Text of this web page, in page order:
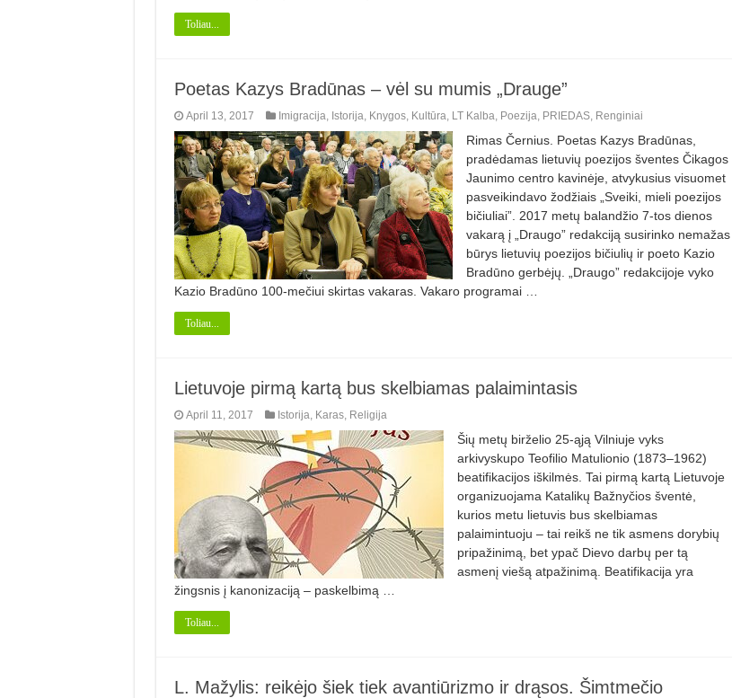
Toliau...
Poetas Kazys Bradūnas – vėl su mumis „Drauge”
April 13, 2017 Imigracija Istorija Knygos, Kultūra LT Kalba Poezija PRIEDAS, Renginiai
Rimas Černius. Poetas Kazys Bradūnas,
pradėdamas lietuvių poezijos šventes Čikagos
Jaunimo centro kavinėje, atvykusius visuomet
pasveikindavo žodžiais „Sveiki, mieli poezijos
bičiuliai”. 2017 metų balandžio 7-tos dienos
vakarą į „Draugo” redakciją susirinko nemažas
būrys lietuvių poezijos bičiulių ir poeto Kazio
Bradūno gerbėjų. „Draugo” redakcijoje vyko
Kazio Bradūno 100-mečiui skirtas vakaras. Vakaro programai …
Toliau...
Lietuvoje pirmą kartą bus skelbiamas palaimintasis
April 11, 2017 Istorija Karas, Religija
Šių metų birželio 25-ąją Vilniuje vyks
arkivyskupo Teofilio Matulionio (1873–1962)
beatifikacijos iškilmės. Tai pirmą kartą Lietuvoje
organizuojama Katalikų Bažnyčios šventė,
kurios metu lietuvis bus skelbiamas
palaimintuoju – tai reikš ne tik asmens dorybių
pripažinimą, bet ypač Dievo darbų per tą
asmenį viešą atpažinimą. Beatifikacija yra
žingsnis į kanonizaciją – paskelbimą …
Toliau...
L. Mažylis: reikėjo šiek tiek avantiūrizmo ir drąsos. Šimtmečio